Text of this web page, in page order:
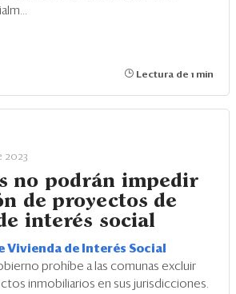
Lectura de 1 min
2023
no podrán impedir
de proyectos de
interés social
Vivienda de Interés Social
prohíbe a las comunas excluir
inmobiliarios en sus jurisdicciones.